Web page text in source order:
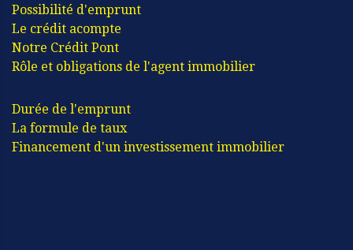
Possibilité d'emprunt
Le crédit acompte
Notre Crédit Pont
Rôle et obligations de l'agent immobilier
Durée de l'emprunt
La formule de taux
Financement d'un investissement immobilier